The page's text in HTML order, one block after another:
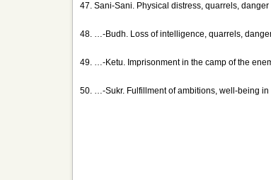
47. Sani-Sani. Physical distress, quarrels,
48. …-Budh. Loss of intelligence, quarrels,
49. …-Ketu. Imprisonment in the camp of the
50. …-Sukr. Fulfillment of ambitions, well-being